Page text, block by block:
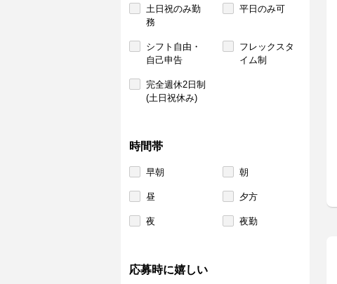
土日祝のみ勤
務
平日のみ可
シフト自由・
自己申告
フレックスタ
イム制
完全週休2日制
(土日祝休み)
時間帯
早朝 朝
昼 夕方
夜 夜勤
応募時に嬉しい